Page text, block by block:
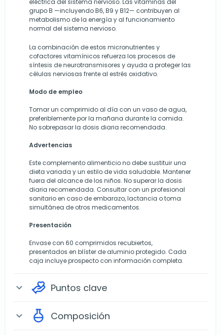
eléctrica del sistema nervioso. Las vitaminas del
grupo B —incluyendo B6, B9 y B12— contribuyen al
metabolismo de la energía y al funcionamiento
normal del sistema nervioso.
La combinación de estos micronutrientes y
cofactores vitamínicos refuerza los procesos de
síntesis de neurotransmisores y ayuda a proteger las
células nerviosas frente al estrés oxidativo.
Modo de empleo
Tomar un comprimido al día con un vaso de agua,
preferiblemente por la mañana durante la comida.
No sobrepasar la dosis diaria recomendada.
Advertencias
Este complemento alimenticio no debe sustituir una
dieta variada y un estilo de vida saludable. Mantener
fuera del alcance de los niños. No superar la dosis
diaria recomendada. Consultar con un profesional
sanitario en caso de embarazo, lactancia o toma
simultánea de otros medicamentos.
Presentación
Envase con 60 comprimidos recubiertos,
presentados en blíster de aluminio protegido. Cada
caja incluye prospecto con información completa.
expand_more Puntos clave
expand_more Composición